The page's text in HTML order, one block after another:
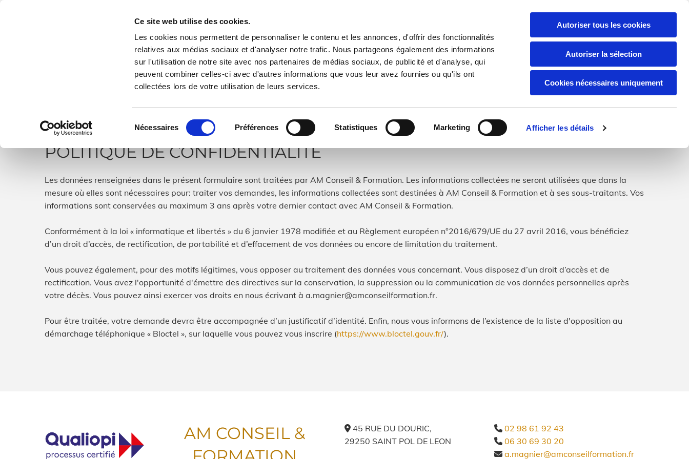
Ce site web utilise des cookies.
Les cookies nous permettent de personnaliser le contenu et les annonces, d'offrir des fonctionnalités
relatives aux médias sociaux et d'analyser notre trafic. Nous partageons également des informations
sur l'utilisation de notre site avec nos partenaires de médias sociaux, de publicité et d'analyse, qui
peuvent combiner celles-ci avec d'autres informations que vous leur avez fournies ou qu'ils ont
collectées lors de votre utilisation de leurs services.
du
Nécessaires Préférences Statistiques Marketing Afficher les détails
Autoriser tous les cookies
Autoriser la sélection
Cookies nécessaires uniquement
02 98 61 92 43| 06 30 69 30 20
AM
CONSEIL & FORMATION
Formation Collaborations Contact
POLITIQUE DE CONFIDENTIALITÉ
Les données renseignées dans le présent formulaire sont traitées par AM Conseil & Formation. Les informations collectées ne seront utilisées que dans la
mesure où elles sont nécessaires pour: traiter vos demandes, les informations collectées sont destinées à AM Conseil & Formation et à ses sous-traitants. Vos
informations sont conservées au maximum 3 ans après votre dernier contact avec AM Conseil & Formation.
Conformément à la loi « informatique et libertés » du 6 janvier 1978 modifiée et au Règlement européen n°2016/679/UE du 27 avril 2016, vous bénéficiez
d’un droit d’accès, de rectification, de portabilité et d’effacement de vos données ou encore de limitation du traitement.
Vous pouvez également, pour des motifs légitimes, vous opposer au traitement des données vous concernant. Vous disposez d’un droit d’accès et de
rectification. Vous avez l'opportunité d'émettre des directives sur la conservation, la suppression ou la communication de vos données personnelles après
votre décès. Vous pouvez ainsi exercer vos droits en nous écrivant à a.magnier@amconseilformation.fr.
Pour être traitée, votre demande devra être accompagnée d’un justificatif d’identité. Enfin, nous vous informons de l’existence de la liste d'opposition au
démarchage téléphonique « Bloctel », sur laquelle vous pouvez vous inscrire (https://www.bloctel.gouv.fr/).
AM CONSEIL &
45 RUE DU DOURIC,
29250 SAINT POL DE LEON
 02 98 61 92 43
 06 30 69 30 20
 a.magnier@amconseilformation.fr